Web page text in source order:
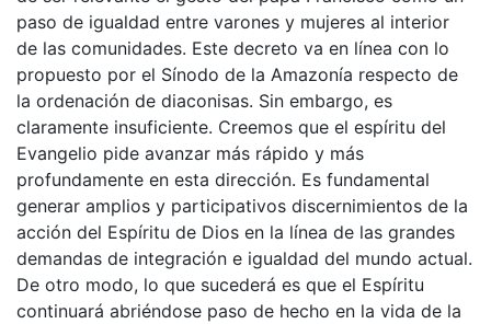
paso de igualdad entre varones y mujeres al interior
de las comunidades. Este decreto va en línea con lo
propuesto por el Sínodo de la Amazonía respecto de
la ordenación de diaconisas. Sin embargo, es
claramente insuficiente. Creemos que el espíritu del
Evangelio pide avanzar más rápido y más
profundamente en esta dirección. Es fundamental
generar amplios y participativos discernimientos de la
acción del Espíritu de Dios en la línea de las grandes
demandas de integración e igualdad del mundo actual.
De otro modo, lo que sucederá es que el Espíritu
continuará abriéndose paso de hecho en la vida de la